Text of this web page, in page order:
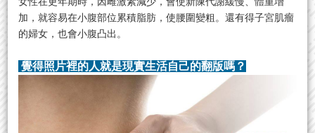
加，就容易在小腹部位累積脂肪，使腰圍變粗。還有得子宮肌瘤
的婦女，也會小腹凸出。
覺得照片裡的人就是現實生活自己的翻版嗎？